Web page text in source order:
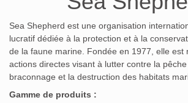
Sea Shepherd est une organisation
lucratif dédiée à la protection et à la
de la faune marine.
Fondée en 1977, elle est
actions directes visant à lutter contre la
braconnage et la destruction des habitats
Gamme de produits :